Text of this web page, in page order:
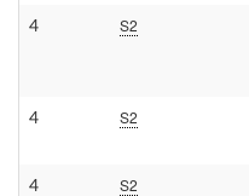
4 S2
4 S2
4 S2